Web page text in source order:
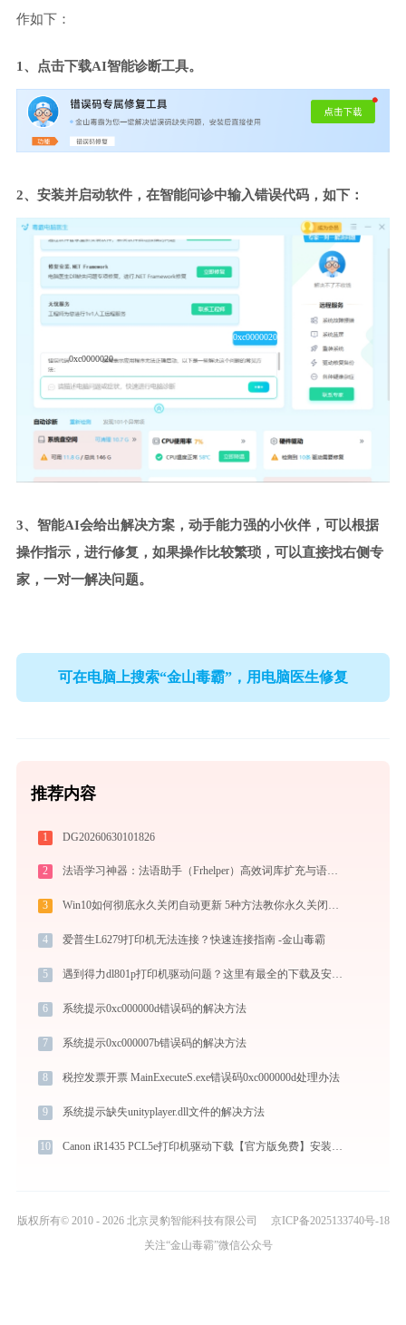
作如下：
1、点击下载AI智能诊断工具。
2、安装并启动软件，在智能问诊中输入错误代码，如下：
0xc0000020
0xc0000020
3、智能AI会给出解决方案，动手能力强的小伙伴，可以根据
操作指示，进行修复，如果操作比较繁琐，可以直接找右侧专
家，一对一解决问题。
可在电脑上搜索“金山毒霸”，用电脑医生修复
推荐内容
1 DG20260630101826
2 法语学习神器：法语助手（Frhelper）高效词库扩充与语法攻克秘籍：frhelper.ijinshan.com 安全绿色指南
3 Win10如何彻底永久关闭自动更新 5种方法教你永久关闭win10自动更新
4 爱普生L6279打印机无法连接？快速连接指南 -金山毒霸
5 遇到得力dl801p打印机驱动问题？这里有最全的下载及安装指导
6 系统提示0xc000000d错误码的解决方法
7 系统提示0xc000007b错误码的解决方法
8 税控发票开票 MainExecuteS.exe错误码0xc000000d处理办法
9 系统提示缺失unityplayer.dll文件的解决方法
10 Canon iR1435 PCL5e打印机驱动下载【官方版免费】安装教程
版权所有© 2010 - 2026 北京灵豹智能科技有限公司
京ICP备2025133740号-18
关注“金山毒霸”微信公众号